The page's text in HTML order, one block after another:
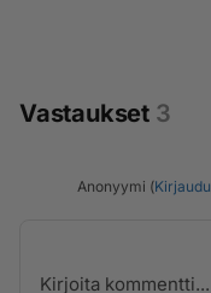
Vastaukset 3
Anonyymi (Kirjaudu